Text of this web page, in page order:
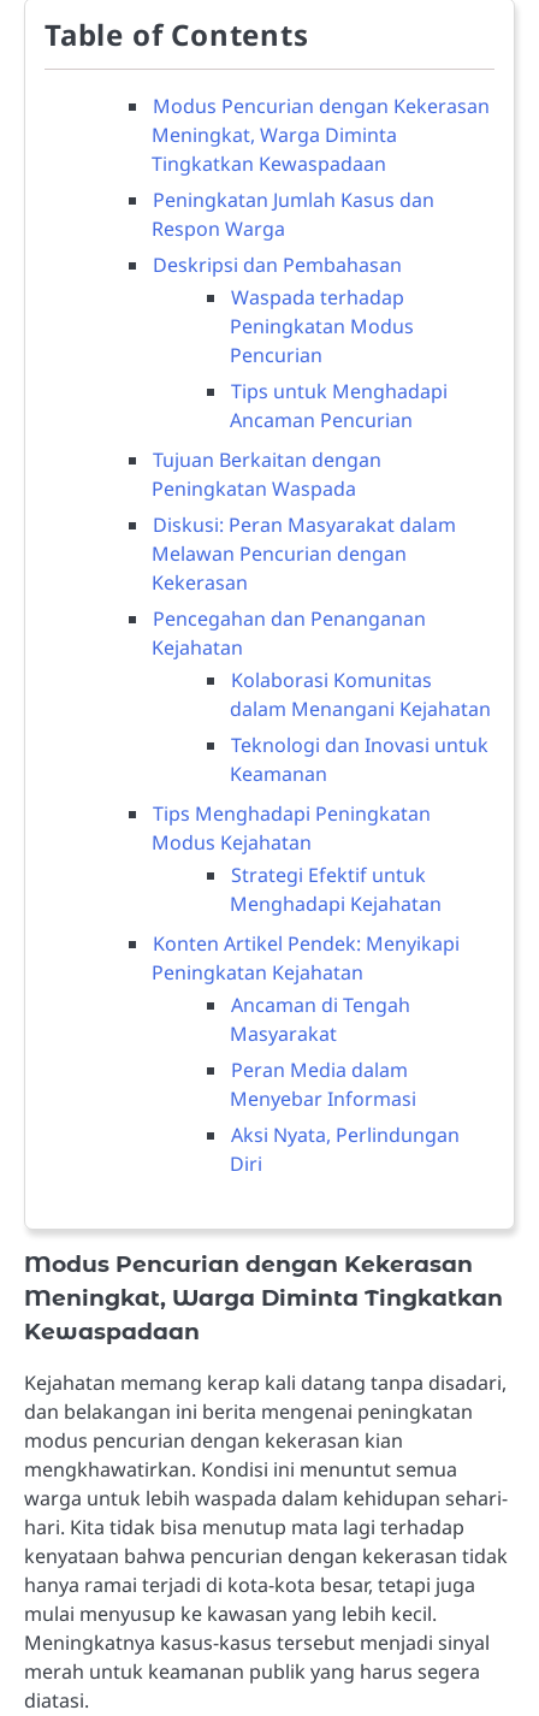
Table of Contents
Modus Pencurian dengan Kekerasan
Meningkat, Warga Diminta
Tingkatkan Kewaspadaan
Peningkatan Jumlah Kasus dan
Respon Warga
Deskripsi dan Pembahasan
Waspada terhadap
Peningkatan Modus
Pencurian
Tips untuk Menghadapi
Ancaman Pencurian
Tujuan Berkaitan dengan
Peningkatan Waspada
Diskusi: Peran Masyarakat dalam
Melawan Pencurian dengan
Kekerasan
Pencegahan dan Penanganan
Kejahatan
Kolaborasi Komunitas
dalam Menangani Kejahatan
Teknologi dan Inovasi untuk
Keamanan
Tips Menghadapi Peningkatan
Modus Kejahatan
Strategi Efektif untuk
Menghadapi Kejahatan
Konten Artikel Pendek: Menyikapi
Peningkatan Kejahatan
Ancaman di Tengah
Masyarakat
Peran Media dalam
Menyebar Informasi
Aksi Nyata, Perlindungan
Diri
Modus Pencurian dengan Kekerasan
Meningkat, Warga Diminta Tingkatkan
Kewaspadaan
Kejahatan memang kerap kali datang tanpa disadari,
dan belakangan ini berita mengenai peningkatan
modus pencurian dengan kekerasan kian
mengkhawatirkan. Kondisi ini menuntut semua
warga untuk lebih waspada dalam kehidupan sehari-
hari. Kita tidak bisa menutup mata lagi terhadap
kenyataan bahwa pencurian dengan kekerasan tidak
hanya ramai terjadi di kota-kota besar, tetapi juga
mulai menyusup ke kawasan yang lebih kecil.
Meningkatnya kasus-kasus tersebut menjadi sinyal
merah untuk keamanan publik yang harus segera
diatasi.